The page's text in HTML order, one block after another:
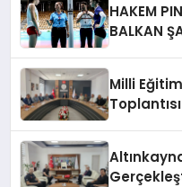
HAKEM
BALKAN
Milli